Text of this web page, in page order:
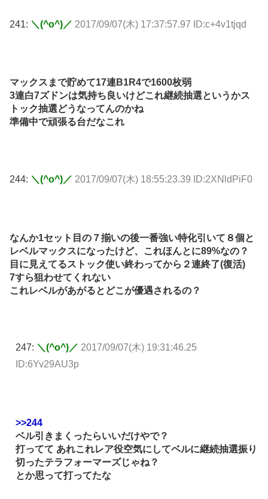
241: ＼(^o^)／ 2017/09/07(木) 17:37:57.97 ID:c+4v1tjqd
マックスまで貯めて17連B1R4で1600枚弱
3連白7ズドンは気持ち良いけどこれ継続抽選というかス
トック抽選どうなってんのかね
準備中で頑張る台だなこれ
244: ＼(^o^)／ 2017/09/07(木) 18:55:23.39 ID:2XNldPiF0
なんか1セット目の７揃いの後一番強い特化引いて８個と
レベルマックスになったけど、これほんとに89%なの？
目に見えてるストック使い終わってから２連終了(復活)
7すら狙わせてくれない
これレベルがあがるとどこが優遇されるの？
247: ＼(^o^)／ 2017/09/07(木) 19:31:46.25
ID:6Yv29AU3p
>>244
ベル引きまくったらいいだけやで？
打ってて あれこれレア役空気にしてベルに継続抽選振り
切ったテラフォーマーズじゃね？
とか思って打ってたな